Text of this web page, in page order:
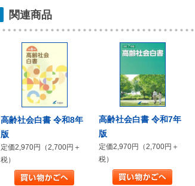
関連商品
高齢社会白書 令和8年
版
定価2,970円（2,700円＋
税）
高齢社会白書 令和7年
版
定価2,970円（2,700円＋
税）